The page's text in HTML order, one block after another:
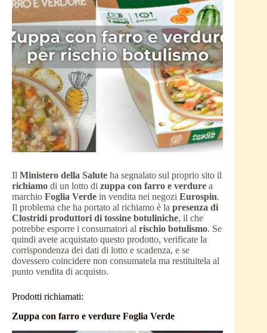
Il Ministero della Salute ha segnalato sul proprio sito il
richiamo di un lotto di zuppa con farro e verdure a
marchio Foglia Verde in vendita nei negozi Eurospin.
Il problema che ha portato al richiamo è la presenza di
Clostridi produttori di tossine botuliniche, il che
potrebbe esporre i consumatori al rischio botulismo. Se
quindi avete acquistato questo prodotto, verificate la
corrispondenza dei dati di lotto e scadenza, e se
dovessero coincidere non consumatela ma restituitela al
punto vendita di acquisto.
Prodotti richiamati:
Zuppa con farro e verdure Foglia Verde